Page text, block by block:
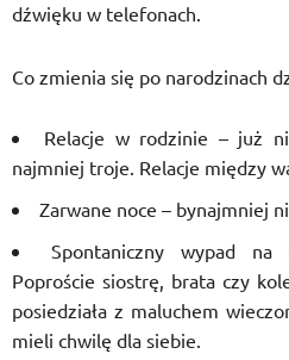
dźwięku w telefonach.
Co zmienia się po narodzinach
Relacje w rodzinie – już
najmniej troje. Relacje między
Zarwane noce – bynajmniej
Spontaniczny wypad
Poproście siostrę, brata czy
posiedziała z maluchem
mieli chwilę dla siebie.